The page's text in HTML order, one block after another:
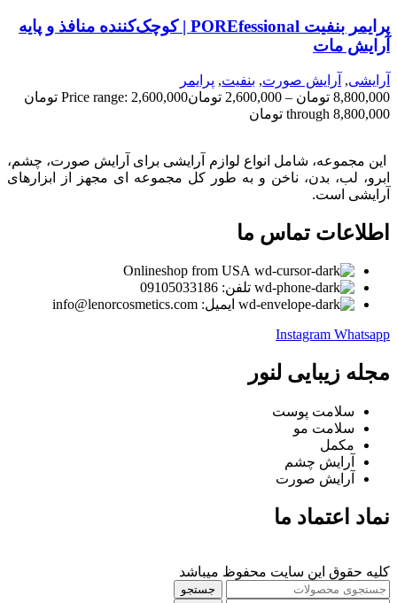
پرایمر بنفیت POREfessional | کوچک‌کننده منافذ و پایه
آرایش مات
آرایشی, آرايش صورت, بنفيت, پرايمر
8,800,000 تومان –
2,600,000 تومان
Price range: 2,600,000 تومان
through 8,800,000 تومان
این مجموعه، شامل انواع لوازم آرایشی برای آرایش صورت، چشم،
ابرو، لب، بدن، ناخن و به طور کل مجموعه ای مجهز از ابزارهای
آرایشی است.
اطلاعات تماس ما
Onlineshop from USA
تلفن: 09105033186
ایمیل: info@lenorcosmetics.com
Instagram Whatsapp
مجله زیبایی لنور
سلامت پوست
سلامت مو
مکمل
آرایش چشم
آرایش صورت
نماد اعتماد ما
کلیه حقوق این سایت محفوظ میباشد
جستجو